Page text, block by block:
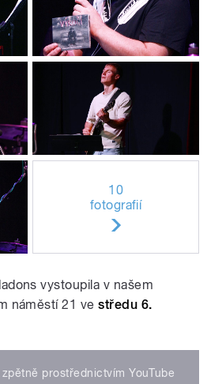
10
fotografií
vystoupila v našem
náměstí 21 vestředu 6.
prostřednictvím YouTube